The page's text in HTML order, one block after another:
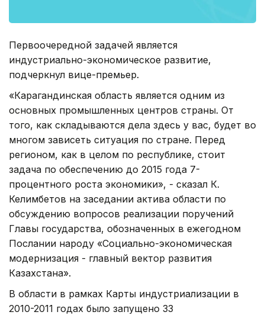
Первоочередной задачей является
индустриально-экономическое развитие,
подчеркнул вице-премьер.
«Карагандинская область является одним из
основных промышленных центров страны. От
того, как складываются дела здесь у вас, будет во
многом зависеть ситуация по стране. Перед
регионом, как в целом по республике, стоит
задача по обеспечению до 2015 года 7-
процентного роста экономики», - сказал К.
Келимбетов на заседании актива области по
обсуждению вопросов реализации поручений
Главы государства, обозначенных в ежегодном
Послании народу «Социально-экономическая
модернизация - главный вектор развития
Казахстана».
В области в рамках Карты индустриализации в
2010-2011 годах было запущено 33